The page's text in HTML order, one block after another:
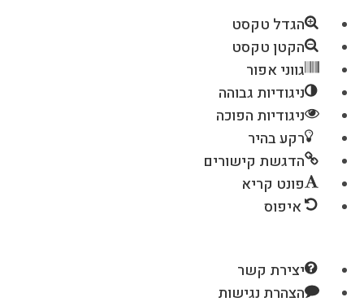
הגדל טקסט
הקטן טקסט
גווני אפור
ניגודיות גבוהה
ניגודיות הפוכה
רקע בהיר
הדגשת קישורים
פונט קריא
איפוס
יצירת קשר
הצהרת נגישות